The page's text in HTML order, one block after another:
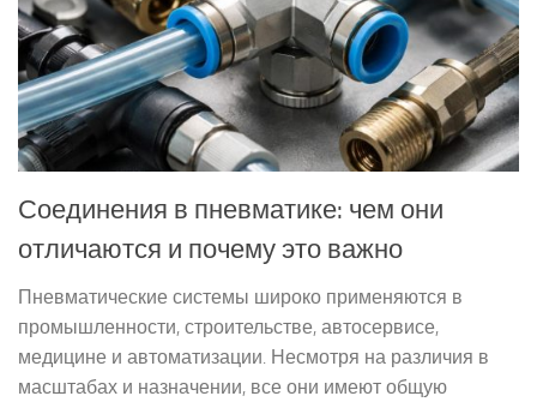
Соединения в пневматике: чем они
отличаются и почему это важно
Пневматические системы широко применяются в
промышленности, строительстве, автосервисе,
медицине и автоматизации. Несмотря на различия в
масштабах и назначении, все они имеют общую